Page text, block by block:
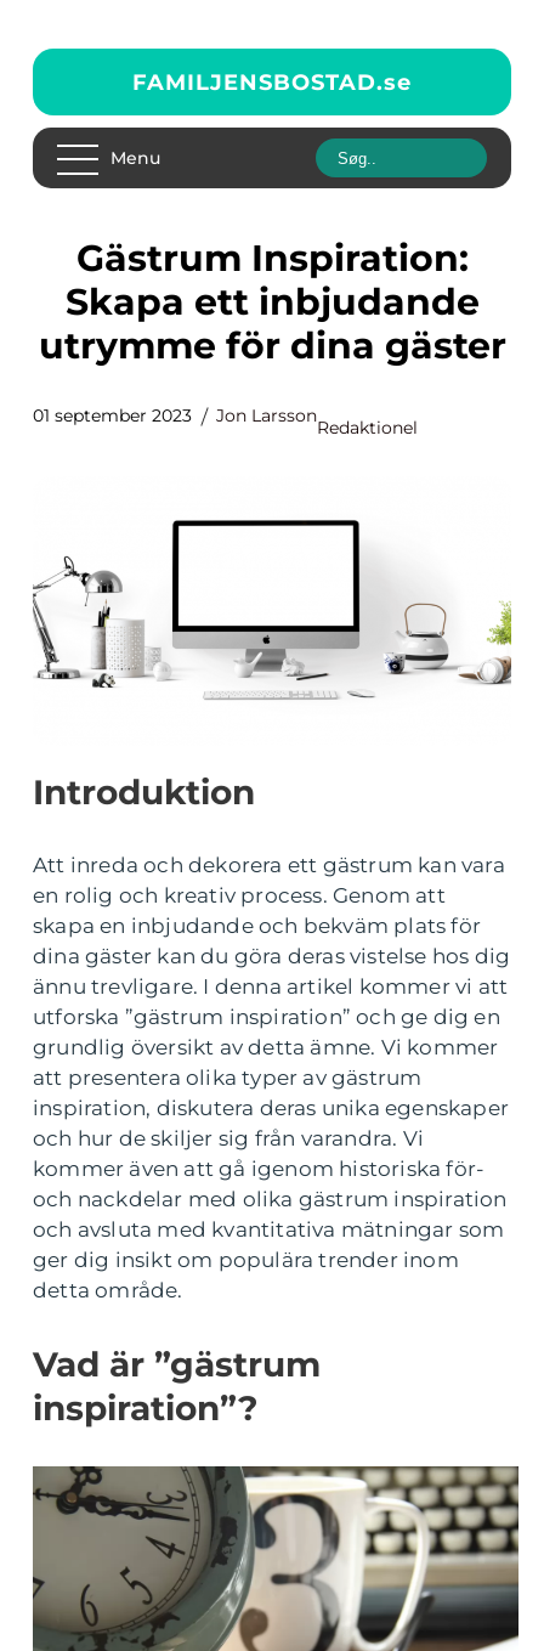
FAMILJENSBOSTAD.se
Menu
Gästrum Inspiration:
Skapa ett inbjudande
utrymme för dina gäster
01 september 2023 Jon Larsson
Redaktionel
Introduktion
Att inreda och dekorera ett gästrum kan vara
en rolig och kreativ process. Genom att
skapa en inbjudande och bekväm plats för
dina gäster kan du göra deras vistelse hos dig
ännu trevligare. I denna artikel kommer vi att
utforska ”gästrum inspiration” och ge dig en
grundlig översikt av detta ämne. Vi kommer
att presentera olika typer av gästrum
inspiration, diskutera deras unika egenskaper
och hur de skiljer sig från varandra. Vi
kommer även att gå igenom historiska för-
och nackdelar med olika gästrum inspiration
och avsluta med kvantitativa mätningar som
ger dig insikt om populära trender inom
detta område.
Vad är ”gästrum
inspiration”?